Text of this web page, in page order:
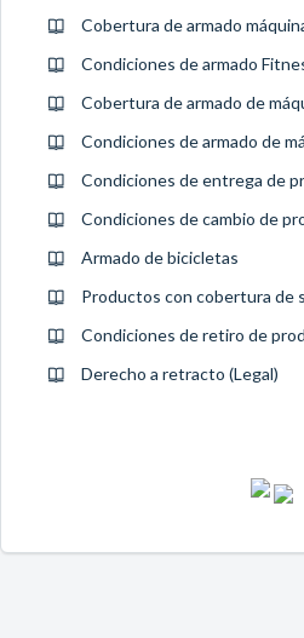
Cobertura de armado
Condiciones de armado
Cobertura de armado de
Condiciones de armado de
Condiciones de entrega de
Condiciones de cambio de
Armado de bicicletas
Productos con cobertura de
Condiciones de retiro de
Derecho a retracto (Legal)